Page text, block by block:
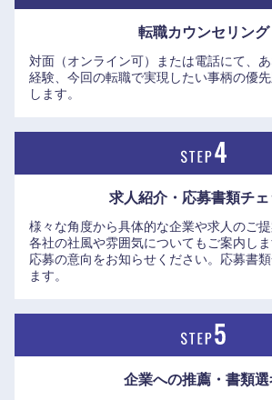
転職カウンセリング
対面（オンライン可）または電話にて、
経験、今回の転職で実現したい事柄の優
します。
求人紹介・応募書類チェ
様々な角度から具体的な企業や求人のご提
各社の社風や雰囲気についてもご案内しま
応募の意向をお知らせください。応募書
ます。
企業への推薦・書類選
奈良県 和歌